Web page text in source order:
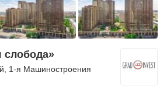
слобода»
1-я Машиностроения